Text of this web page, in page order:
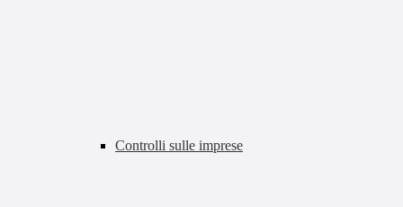
Controlli sulle imprese